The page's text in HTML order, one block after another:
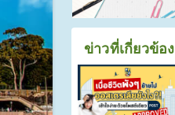
ข่าวที่เกี่ยวข้อง